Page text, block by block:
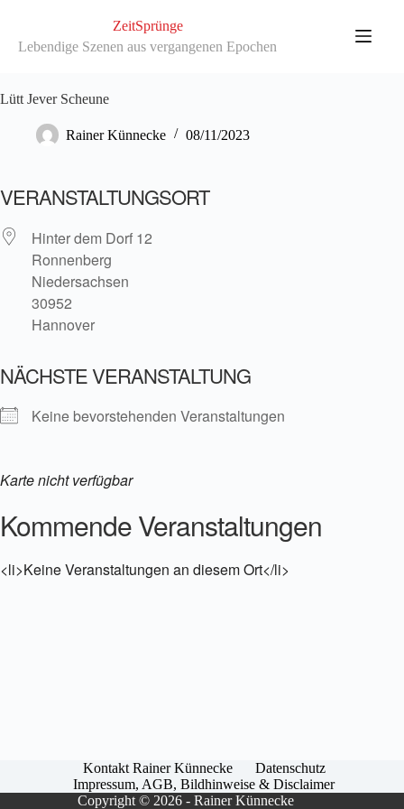
springen
ZeitSprünge
Lebendige Szenen aus vergangenen Epochen
Lütt Jever Scheune
Rainer Künnecke 08/11/2023
VERANSTALTUNGSORT
Hinter dem Dorf 12
Ronnenberg
Niedersachsen
30952
Hannover
NÄCHSTE VERANSTALTUNG
Keine bevorstehenden Veranstaltungen
Karte nicht verfügbar
Kommende Veranstaltungen
<li>Keine Veranstaltungen an diesem Ort</li>
Kontakt Rainer Künnecke
Datenschutz
Impressum, AGB, Bildhinweise & Disclaimer
Copyright © 2026 - Rainer Künnecke